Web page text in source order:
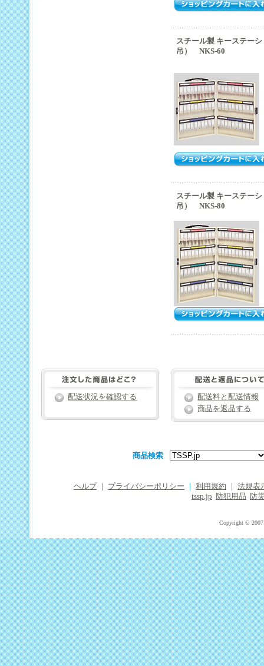
スチール製 キーステー
吊） NKS-60
スチール製 キーステー
吊） NKS-80
配送状況を確認する
配送料と配送情報
商品を返品する
商品検索
ヘルプ プライバシーポリシー 利用規約
法規表
tssp.jp
防犯用品 防
Copyright © 2007